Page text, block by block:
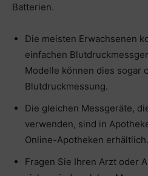
Batterien.
Die meisten Erwachsenen
einfachen
Modelle können dies sogar
Blutdruckmessung.
Die gleichen Messgeräte,
verwenden, sind in
Online-Apotheken erhältlich.
Fragen Sie Ihren Arzt oder